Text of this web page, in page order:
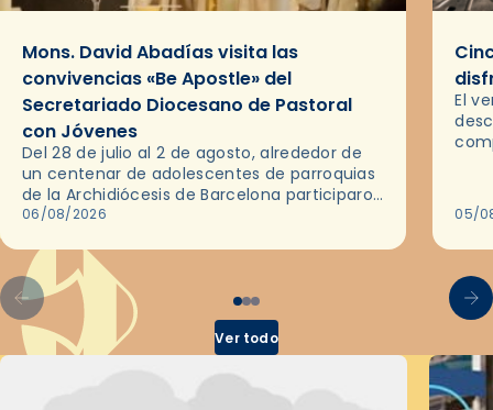
Mons. David Abadías visita las
convivencias «Be Apostle» del
Secretariado Diocesano de Pastoral
con Jóvenes
Del 28 de julio al 2 de agosto, alrededor de
un centenar de adolescentes de parroquias
de la Archidiócesis de Barcelona participaron
en las convivencias Be Apostle, organizadas
06/08/2026
El
05/
Ver todo